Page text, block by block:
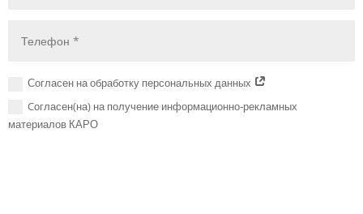
Согласен на обработку персональных данных
Cогласен(на) на получение информационно-рекламных
материалов КАРО